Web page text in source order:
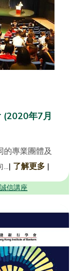
(2020年7月
的專業團體及
| 了解更多 |
誠信講座